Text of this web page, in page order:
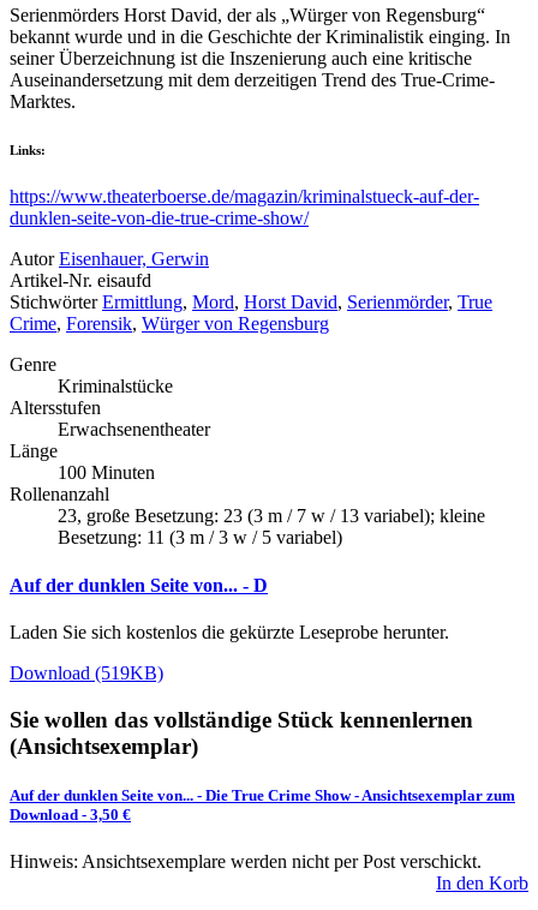
Serienmörders Horst David, der als „Würger von Regensburg“
bekannt wurde und in die Geschichte der Kriminalistik einging. In
seiner Überzeichnung ist die Inszenierung auch eine kritische
Auseinandersetzung mit dem derzeitigen Trend des True-Crime-
Marktes.
Links:
https://www.theaterboerse.de/magazin/kriminalstueck-auf-der-
dunklen-seite-von-die-true-crime-show/
Autor Eisenhauer, Gerwin
Artikel-Nr. eisaufd
Stichwörter Ermittlung, Mord, Horst David, Serienmörder, True
Crime, Forensik, Würger von Regensburg
Genre
Kriminalstücke
Altersstufen
Erwachsenentheater
Länge
100 Minuten
Rollenanzahl
23, große Besetzung: 23 (3 m / 7 w / 13 variabel); kleine
Besetzung: 11 (3 m / 3 w / 5 variabel)
Auf der dunklen Seite von... - D
Laden Sie sich kostenlos die gekürzte Leseprobe herunter.
Download (519KB)
Sie wollen das vollständige Stück kennenlernen
(Ansichtsexemplar)
Auf der dunklen Seite von... - Die True Crime Show- Ansichtsexemplar zum
Download - 3,50 €
Hinweis: Ansichtsexemplare werden nicht per Post verschickt.
In den Korb